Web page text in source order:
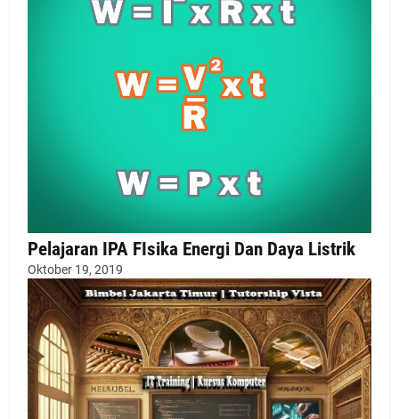
Pelajaran IPA FIsika Energi Dan Daya Listrik
Oktober 19, 2019